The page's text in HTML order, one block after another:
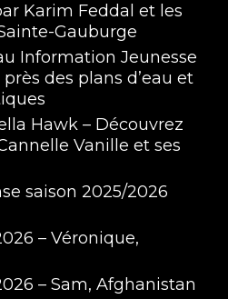
Karim Feddal et les
Gauburge
Information Jeunesse
des plans d’eau et
Hawk – Découvrez
Vanille et ses
saison 2025/2026
– Véronique,
– Sam, Afghanistan